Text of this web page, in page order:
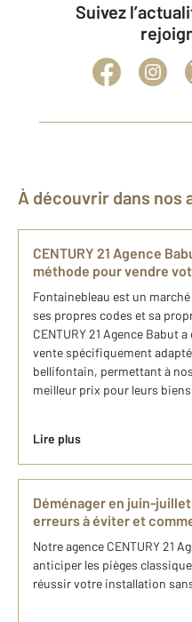
Suivez l’actualité immobilière et
À découvrir dans
CENTURY 21 Agence
méthode pour vendre
Fontainebleau est un
ses propres codes et sa
CENTURY 21 Agence Babut
vente spécifiquement
bellifontain, permettant à
meilleur prix pour leurs
Lire plus
Déménager en juin-
erreurs à éviter et
Notre agence CENTURY 21
anticiper les pièges
réussir votre installation